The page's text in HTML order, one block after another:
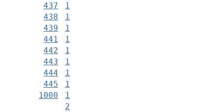
437
1
438
1
439
1
441
1
442
1
443
1
444
1
445
1
1000
1
2